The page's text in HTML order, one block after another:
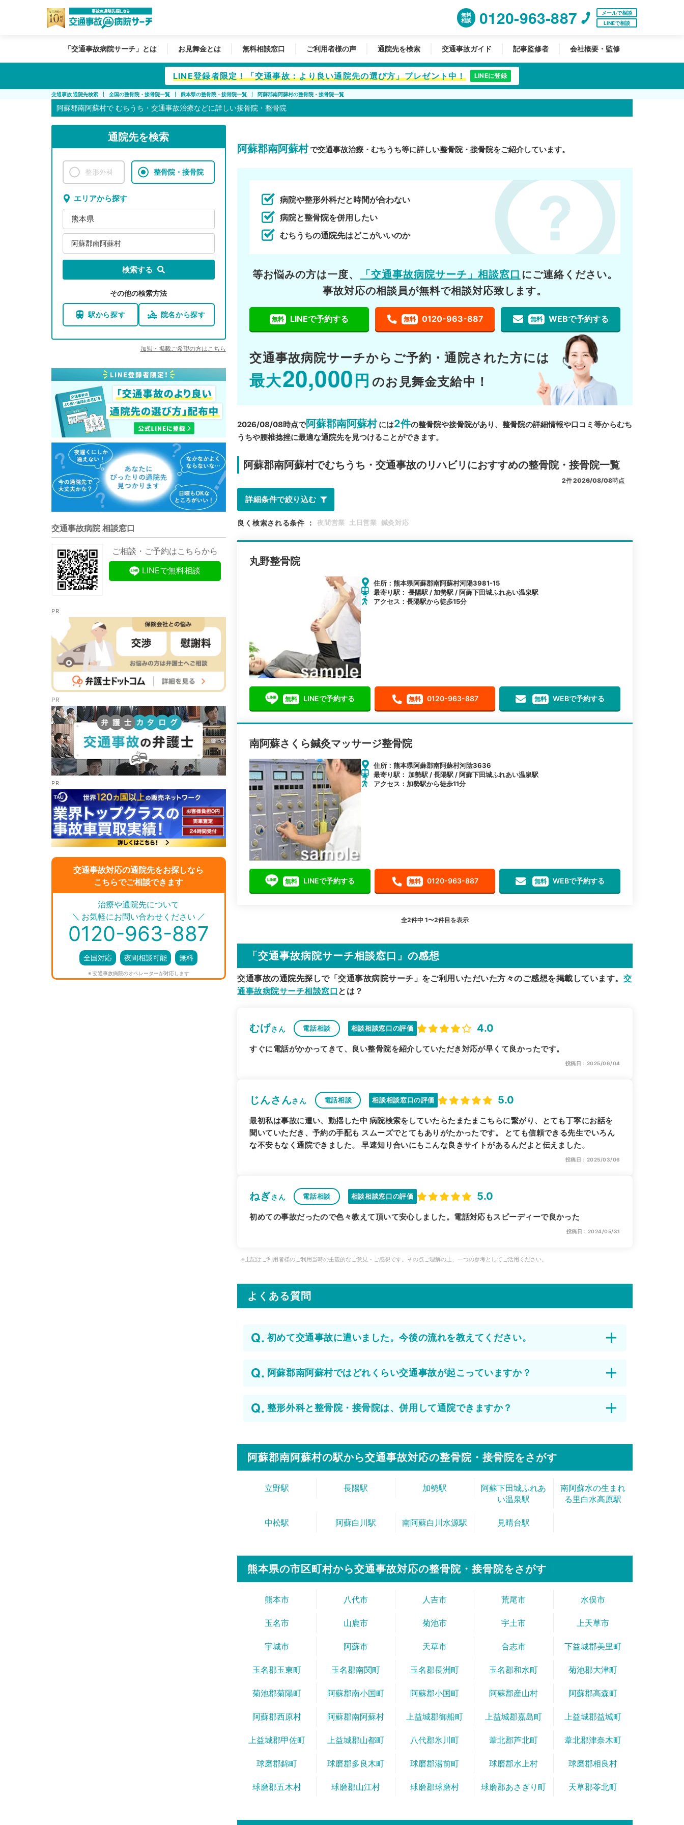
無料
相談
0120-963-887
メールで相談
LINEで相談
「交通事故病院サーチ」とは お見舞金とは 無料相談窓口 ご利用者様の声 通院先を検索 交通事故ガイド 記事監修者 会社概要・監修
LINE登録者限定！「交通事故：より良い通院先の選び方」プレゼント中！ LINEに登録
交通事故 通院先検索 全国の整骨院・接骨院一覧 熊本県の整骨院・接骨院一覧 阿蘇郡南阿蘇村の整骨院・接骨院一覧
阿蘇郡南阿蘇村で むちうち・交通事故治療などに詳しい接骨院・整骨院
通院先を検索
整形外科 整骨院・接骨院
エリアから探す
熊本県
阿蘇郡南阿蘇村
検索する
その他の検索方法
駅から探す 院名から探す
加盟・掲載ご希望の方はこちら
交通事故病院 相談窓口
ご相談・ご予約はこちらから
LINEで無料相談
交通事故対応の通院先をお探しなら
こちらでご相談できます
＼ ／
治療や通院先について
お気軽にお問い合わせください
0120-963-887
全国対応 夜間相談可能 無料
※ 交通事故病院のオペレーターが対応します
阿蘇郡南阿蘇村で交通事故治療・むちうち等に詳しい整骨院・接骨院をご紹介しています。
病院や整形外科だと時間が合わない
病院と整骨院を併用したい
むちうちの通院先はどこがいいのか
等お悩みの方は一度、 「交通事故病院サーチ」相談窓口 にご連絡ください。
事故対応の相談員が無料で相談対応致します。
無料 LINEで予約する 無料 0120-963-887 無料 WEBで予約する
交通事故病院サーチから ご予約・通院された方には
最大20,000 円 のお見舞金支給中！
2026/08/08時点で阿蘇郡南阿蘇村には2件の整骨院や接骨院があり、整骨院の詳細情報や口コミ等からむち
うちや腰椎捻挫に最適な通院先を見つけることができます。
阿蘇郡南阿蘇村でむちうち・交通事故のリハビリにおすすめの整骨院・接骨院一覧
2件2026/08/08時点
詳細条件で絞り込む
良く検索される条件 ： 夜間営業 土日営業 鍼灸対応
丸野整骨院
住所：熊本県阿蘇郡南阿蘇村河陽3981-15
最寄り駅： 長陽駅 / 加勢駅 / 阿蘇下田城ふれあい温泉駅
アクセス：長陽駅から徒歩15分
無料 LINEで予約する 無料 0120-963-887 無料 WEBで予約する
南阿蘇さくら鍼灸マッサージ整骨院
住所：熊本県阿蘇郡南阿蘇村河陰3636
最寄り駅： 加勢駅 / 長陽駅 / 阿蘇下田城ふれあい温泉駅
アクセス：加勢駅から徒歩11分
無料 LINEで予約する 無料 0120-963-887 無料 WEBで予約する
全2件中 1〜2件目を表示
「交通事故病院サーチ相談窓口」の感想
交通事故の通院先探しで「交通事故病院サーチ」をご利用いただいた方々のご感想を掲載しています。 交
通事故病院サーチ相談窓口 とは？
むげさん 電話相談 相談相談窓口の評価 4.0
すぐに電話がかかってきて、良い整骨院を紹介していただき対応が早くて良かったです。
投稿日：2025/06/04
じんさんさん 電話相談 相談相談窓口の評価 5.0
最初私は事故に遭い、動揺した中 病院検索をしていたらたまたまこちらに繋がり、とても丁寧にお話を
聞いていただき、予約の手配も スムーズでとてもありがたかったです。 とても信頼できる先生でいろん
な不安もなく通院できました。 早速知り合いにもこんな良きサイトがあるんだよと伝えました。
投稿日：2025/03/06
ねぎさん 電話相談 相談相談窓口の評価 5.0
初めての事故だったので色々教えて頂いて安心しました。電話対応もスピーディーで良かった
投稿日：2024/05/31
※上記はご利用者様のご利用当時の主観的なご意見・ご感想です。その点ご理解の上、一つの参考としてご活用ください。
よくある質問
初めて交通事故に遭いました。今後の流れを教えてください。
阿蘇郡南阿蘇村ではどれくらい交通事故が起こっていますか？
整形外科と整骨院・接骨院は、併用して通院できますか？
阿蘇郡南阿蘇村の駅から交通事故対応の整骨院・接骨院をさがす
立野駅 長陽駅 加勢駅
阿蘇下田城ふれあ
い温泉駅
南阿蘇水の生まれ
る里白水高原駅
中松駅 阿蘇白川駅 南阿蘇白川水源駅 見晴台駅
熊本県の市区町村から交通事故対応の整骨院・接骨院をさがす
熊本市 八代市 人吉市 荒尾市 水俣市
玉名市 山鹿市 菊池市 宇土市 上天草市
宇城市 阿蘇市 天草市 合志市 下益城郡美里町
玉名郡玉東町 玉名郡南関町 玉名郡長洲町 玉名郡和水町 菊池郡大津町
菊池郡菊陽町 阿蘇郡南小国町 阿蘇郡小国町 阿蘇郡産山村 阿蘇郡高森町
阿蘇郡西原村 阿蘇郡南阿蘇村 上益城郡御船町 上益城郡嘉島町 上益城郡益城町
上益城郡甲佐町 上益城郡山都町 八代郡氷川町 葦北郡芦北町 葦北郡津奈木町
球磨郡錦町 球磨郡多良木町 球磨郡湯前町 球磨郡水上村 球磨郡相良村
球磨郡五木村 球磨郡山江村 球磨郡球磨村 球磨郡あさぎり町 天草郡苓北町